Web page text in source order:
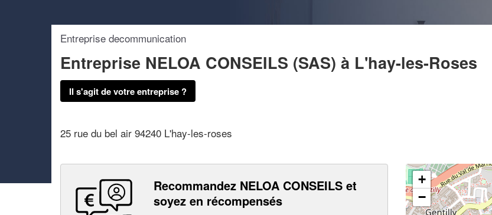
Entreprise decommunication
Entreprise NELOA CONSEILS (SAS) à L'hay-les-Roses
Il s'agit de votre entreprise ?
25 rue du bel air 94240 L'hay-les-roses
Recommandez NELOA CONSEILS et
soyez en récompensés
+
−